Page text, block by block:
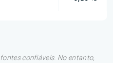
confiáveis. No entanto,